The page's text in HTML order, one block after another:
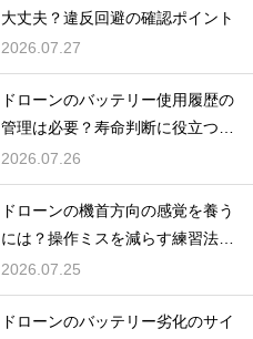
大丈夫？違反回避の確認ポイント
2026.07.27
ドローンのバッテリー使用履歴の
管理は必要？寿命判断に役立つ方
法を解説
2026.07.26
ドローンの機首方向の感覚を養う
には？操作ミスを減らす練習法を
解説
2026.07.25
ドローンのバッテリー劣化のサイ